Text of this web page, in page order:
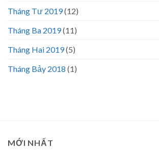
Tháng Tư 2019(12)
Tháng Ba 2019(11)
Tháng Hai 2019(5)
Tháng Bảy 2018 (1)
MỚI NHẤT